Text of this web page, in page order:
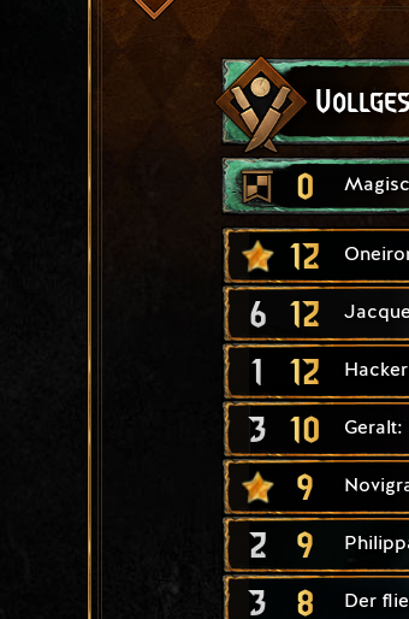
0
12
6 12
1 12 Hacker
3 10 Geralt:
9
2 9
3 8 Der